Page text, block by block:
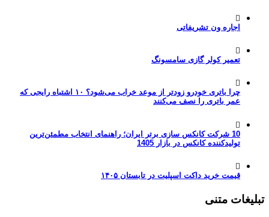
اجاره ون تشریفاتی
تعمیر کولر گازی سامسونگ
چرا باتری خودرو زودتر از موعد خراب می‌شود؟ ۱۰ اشتباه رایجی که
عمر باتری را نصف می‌کنند
10 شرکت کانکس سازی برتر ایران؛ راهنمای انتخاب مطمئن‌ترین
تولیدکننده کانکس در بازار 1405
قیمت خرید داکت اسپلیت در تابستان ۱۴۰۵
تبلیغات متنی